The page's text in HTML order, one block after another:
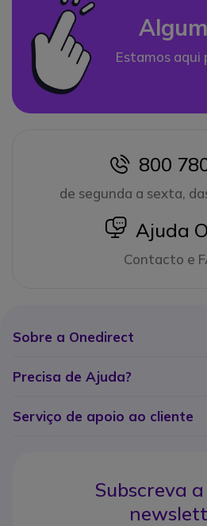
Estamos aqui
icon
800
de segunda a sexta,
icon
Ajuda
Contacto e
Sobre a Onedirect
Precisa de Ajuda?
Serviço de apoio ao cliente
Subscreva